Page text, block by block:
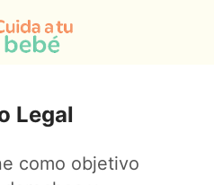
Legal
como objetivo